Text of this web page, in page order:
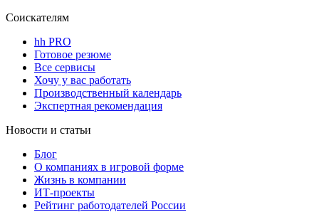
Соискателям
hh PRO
Готовое резюме
Все сервисы
Хочу у вас работать
Производственный календарь
Экспертная рекомендация
Новости и статьи
Блог
О компаниях в игровой форме
Жизнь в компании
ИТ-проекты
Рейтинг работодателей России